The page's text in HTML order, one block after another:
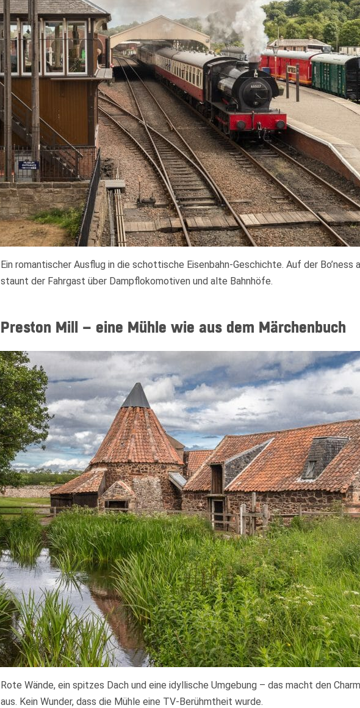
Ein romantischer Ausflug in die schottische Eisenbahn-Geschichte. Auf der Bo’ness
staunt der Fahrgast über Dampflokomotiven und alte Bahnhöfe.
Preston Mill – eine Mühle wie aus dem Märchenbuch
Rote Wände, ein spitzes Dach und eine idyllische Umgebung – das macht den
aus. Kein Wunder, dass die Mühle eine TV-Berühmtheit wurde.
Widerrufsformular